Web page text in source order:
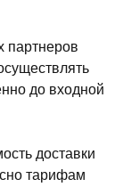
партнеров
до входной
доставки
тарифам